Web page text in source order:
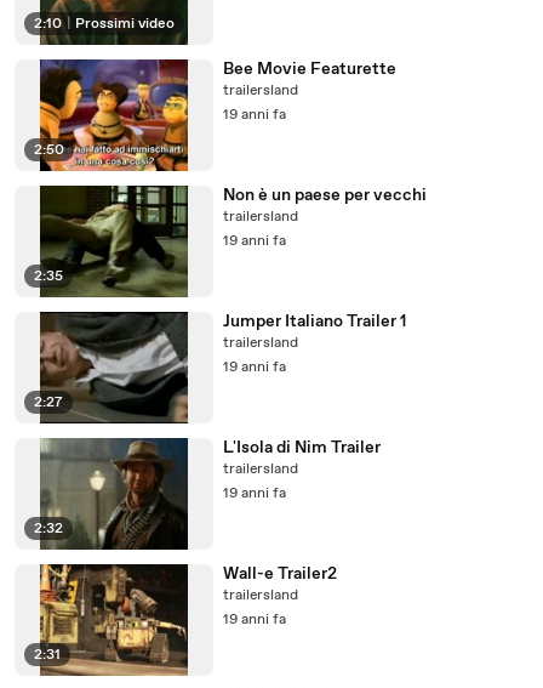
2:10 Prossimi video
2:50
Bee Movie Featurette
trailersland
19 anni fa
2:35
Non è un paese per vecchi
trailersland
19 anni fa
2:27
Jumper Italiano Trailer 1
trailersland
19 anni fa
2:32
L'Isola di Nim Trailer
trailersland
19 anni fa
2:31
Wall-e Trailer2
trailersland
19 anni fa